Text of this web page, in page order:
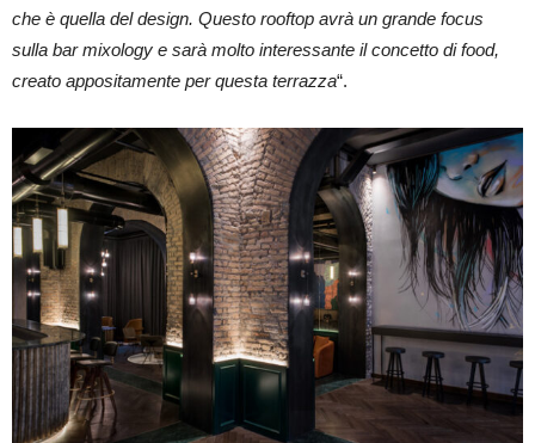
che è quella del design. Questo rooftop avrà un grande focus
sulla bar mixology e sarà molto interessante il concetto di food,
creato appositamente per questa terrazza“.